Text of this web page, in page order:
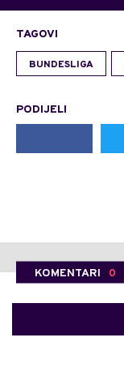
TAGOVI
BUNDESLIGA
PODIJELI
KOMENTARI 0